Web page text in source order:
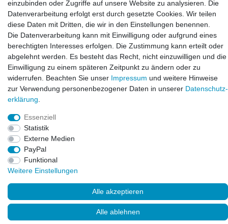
info@laxara.de
E-mail:
info@bluewater-armaturen.de
Öffnungszeiten:
Mo - Fr 10:00 - 12:00 Uhr
Mo - Fr 13:00 - 15:00 Uhr
© Copyright 2026. LAXARA
einzubinden oder Zugriffe auf unsere Website zu analysieren. Die
Datenverarbeitung erfolgt erst durch gesetzte Cookies. Wir teilen
diese Daten mit Dritten, die wir in den Einstellungen benennen.
Die Datenverarbeitung kann mit Einwilligung oder aufgrund eines
berechtigten Interesses erfolgen. Die Zustimmung kann erteilt oder
abgelehnt werden. Es besteht das Recht, nicht einzuwilligen und die
Einwilligung zu einem späteren Zeitpunkt zu ändern oder zu
widerrufen. Beachten Sie unser Impressum und weitere Hinweise
zur Verwendung personenbezogener Daten in unserer Daten­schutz­
erklärung
Essenziell
Statistik
Externe Medien
PayPal
Funktional
Weitere Einstellungen
Alle akzeptieren
Alle ablehnen